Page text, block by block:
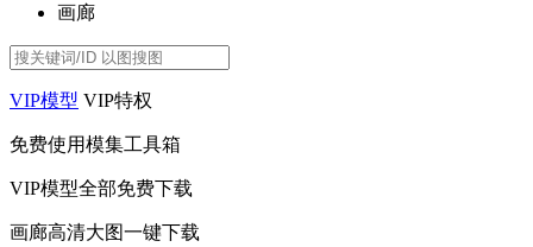
画廊
VIP模型 VIP特权
免费使用模集工具箱
VIP模型全部免费下载
画廊高清大图一键下载